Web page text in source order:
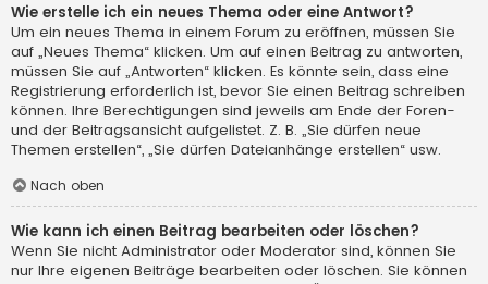
Wie erstelle ich ein neues Thema oder eine Antwort?
Um ein neues Thema in einem Forum zu eröffnen, müssen Sie
auf „Neues Thema“ klicken. Um auf einen Beitrag zu antworten,
müssen Sie auf „Antworten“ klicken. Es könnte sein, dass eine
Registrierung erforderlich ist, bevor Sie einen Beitrag schreiben
können. Ihre Berechtigungen sind jeweils am Ende der Foren-
und der Beitragsansicht aufgelistet. Z. B. „Sie dürfen neue
Themen erstellen“, „Sie dürfen Dateianhänge erstellen“ usw.
Nach oben
Wie kann ich einen Beitrag bearbeiten oder löschen?
Wenn Sie nicht Administrator oder Moderator sind, können Sie
nur Ihre eigenen Beiträge bearbeiten oder löschen. Sie können